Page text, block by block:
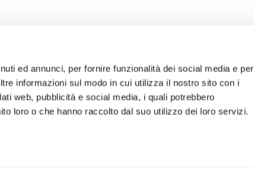
ed annunci, per fornire funzionalità dei social media e per
informazioni sul modo in cui utilizza il nostro sito con i
web, pubblicità e social media, i quali potrebbero
loro o che hanno raccolto dal suo utilizzo dei loro servizi.